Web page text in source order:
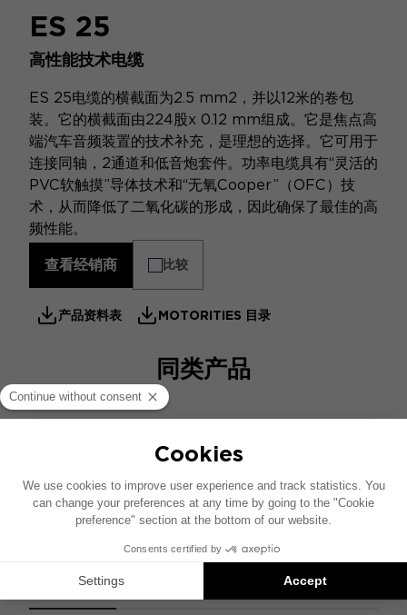
ES 25
高性能技术电缆
ES 25电缆的横截面为2.5 mm2，并以12米的卷包
装。它的横截面由224股x 0.12 mm组成。它是焦点高
端汽车音频装置的技术补充，是理想的选择。它可用于
连接同轴，2通道和低音炮套件。功率电缆具有“灵活的
PVC软触摸”导体技术和“无氧Cooper”（OFC）技
术，从而降低了二氧化碳的形成，因此确保了最佳的高
频性能。
查看经销商 比较
产品资料表 MOTORITIES 目录
同类产品
FORD Y-ISO HARNESS